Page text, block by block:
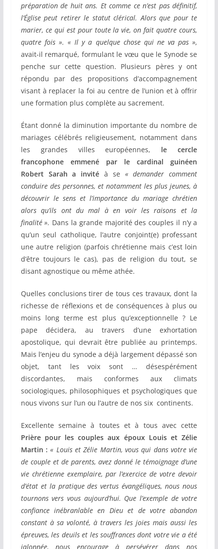
préparation de huit ans. Et comme ce n’est pas définitif,
l’Église peut retirer le statut clérical. Alors que pour te
marier, ce qui est pour toute la vie, on fait quatre cours,
quatre fois ». « Il y a quelque chose qui ne va pas »,
avait-il remarqué, formulant le vœu que le Synode se
penche sur cette question. Plusieurs pères y ont
répondu par des propositions d’accompagnement
visant à replacer la foi au centre de l’union et à offrir
une formation plus complète au sacrement.
Étant donné la diminution importante du nombre de
mariages célébrés religieusement, notamment dans
les grandes villes européennes, le cercle
francophone emmené par le cardinal guinéen
Robert Sarah a invité à se « demander comment
conduire des personnes, et notamment les plus jeunes, à
découvrir le sens et l’importance du mariage chrétien
alors qu’ils ont du mal à en voir les raisons et la
finalité ». Dans la grande majorité des couples il n’y a
qu’un seul catholique, l’autre conjoint(e) professant
une autre religion (parfois chrétienne mais c’est loin
d’être toujours le cas), pas de religion du tout, se
disant agnostique ou même athée.
Quelles conclusions tirer de tous ces travaux, dont la
richesse de réflexions et de conséquences à plus ou
moins long terme est plus qu’exceptionnelle ? Le
pape décidera, au travers d’une exhortation
apostolique, qui devrait être publiée au printemps.
Mais l’enjeu du synode a déjà largement dépassé son
objet, tant les voix sont … désespérément
discordantes, mais conformes aux climats
sociologiques, philosophiques et psychologiques que
nous vivons sur l’un ou l’autre de nos six continents.
Excellente semaine à toutes et à tous avec cette
Prière pour les couples aux époux Louis et Zélie
Martin :« Louis et Zélie Martin, vous qui dans votre vie
de couple et de parents, avez donné le témoignage d’une
vie chrétienne exemplaire, par l’exercice de votre devoir
d’état et la pratique des vertus évangéliques, nous nous
tournons vers vous aujourd’hui. Que l’exemple de votre
confiance inébranlable en Dieu et de votre abandon
constant à sa volonté, à travers les joies mais aussi les
épreuves, les deuils et les souffrances dont votre vie a été
jalonnée, nous encourage à persévérer dans nos